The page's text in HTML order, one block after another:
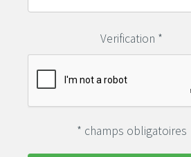
Verification *
* champs obligatoires